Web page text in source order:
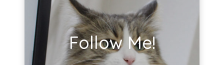
Follow Me!